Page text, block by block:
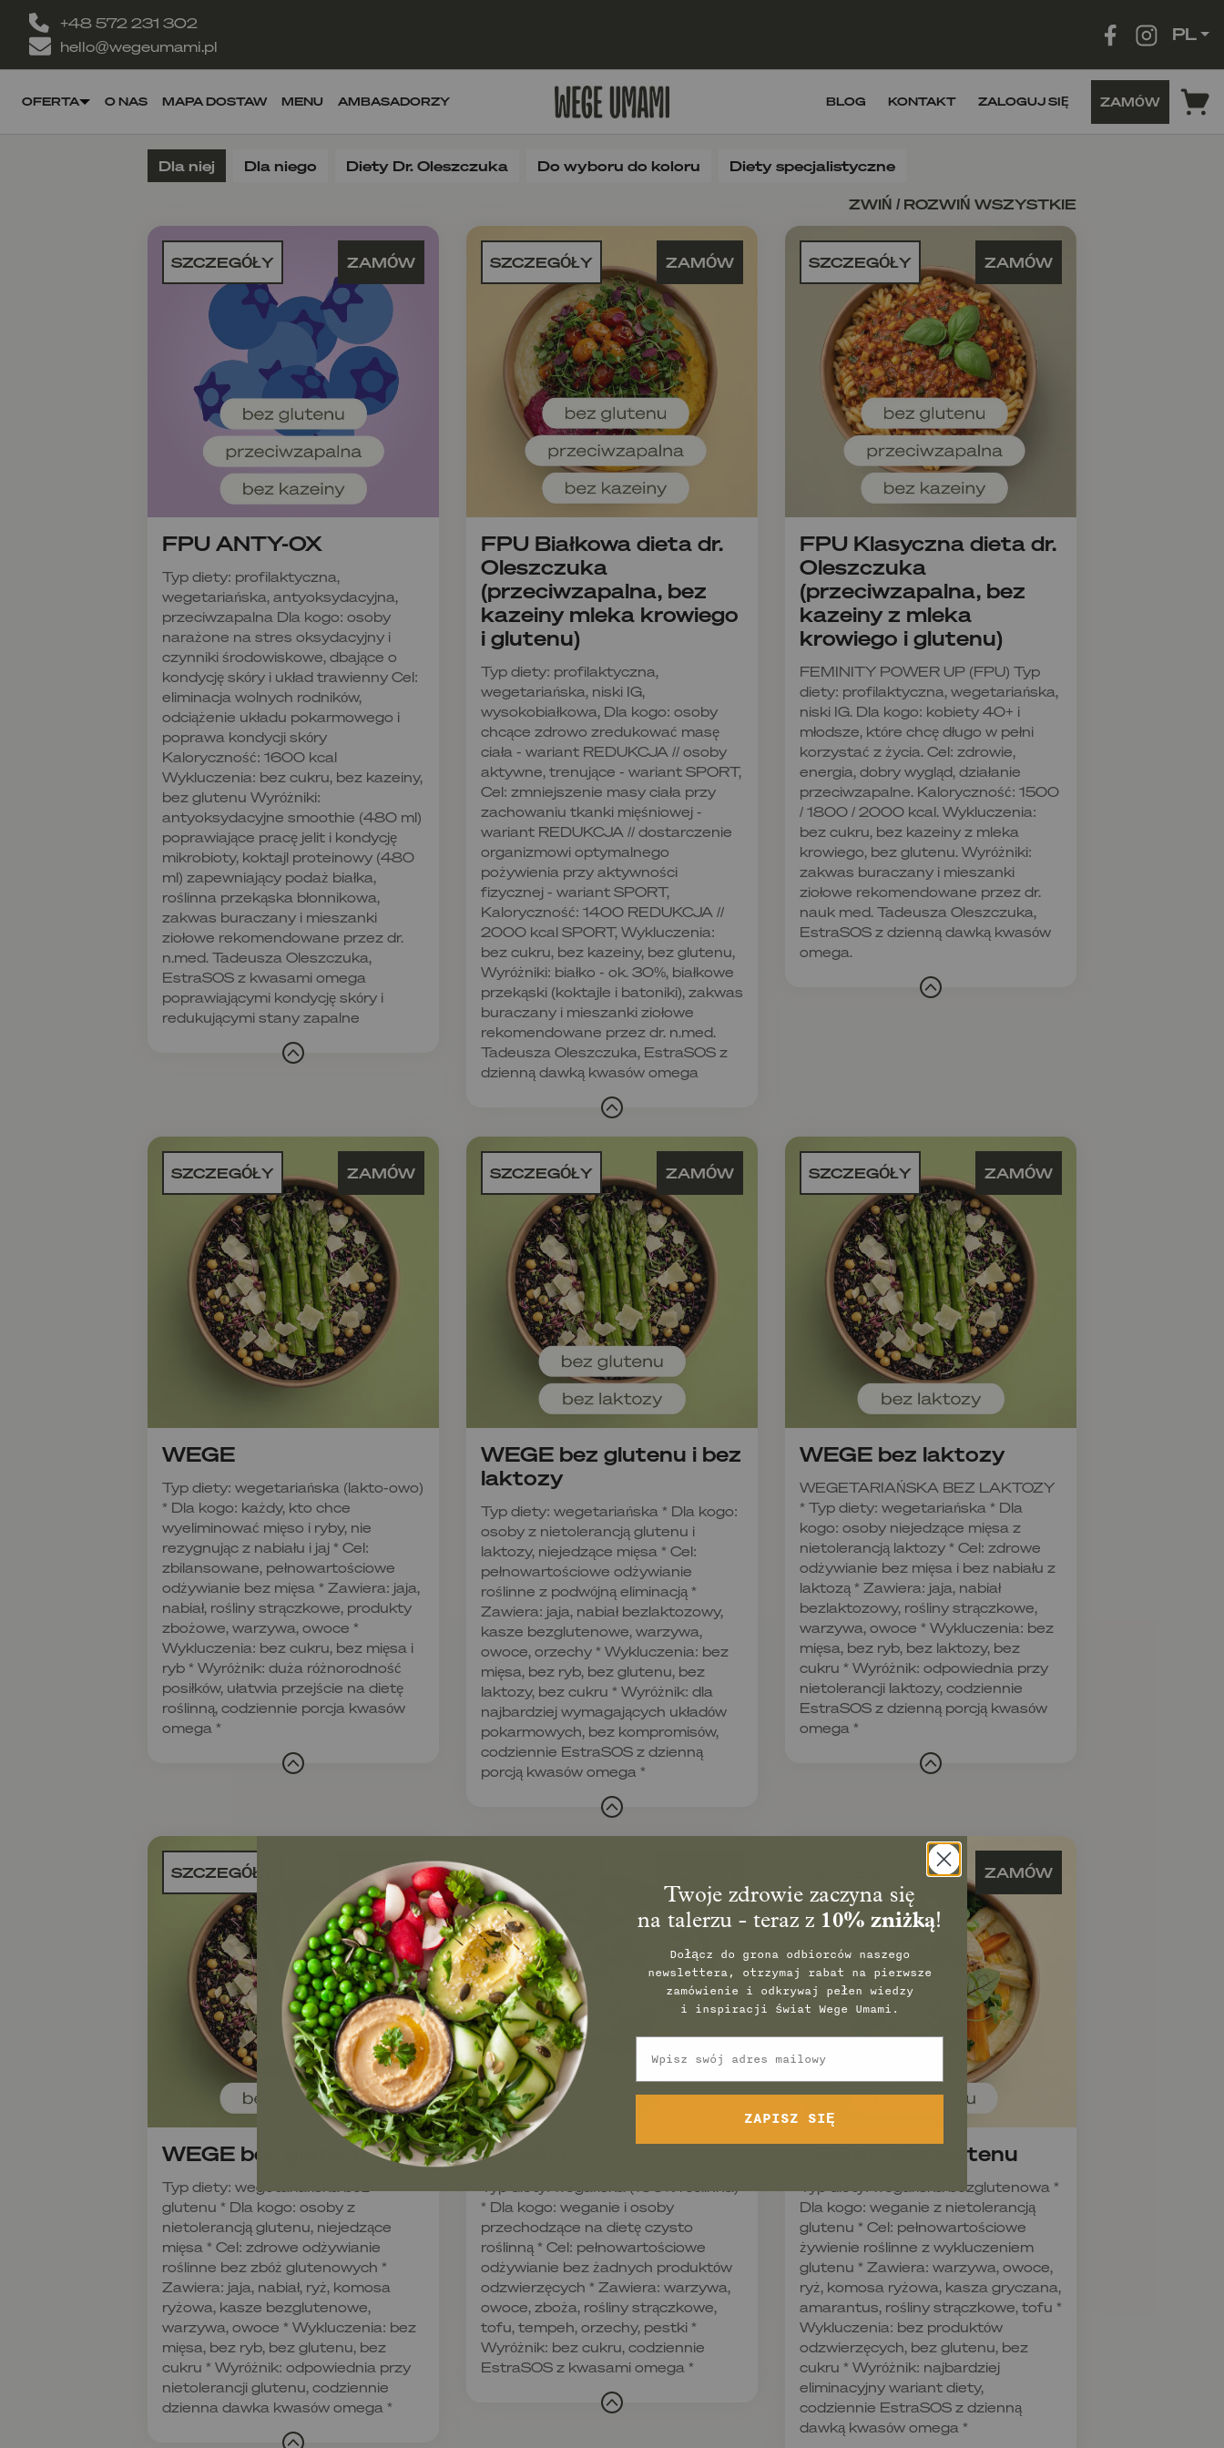
+48 572 231 302
hello@wegeumami.pl
PL
OFERTA O NAS MAPA DOSTAW MENU AMBASADORZY BLOG KONTAKT ZALOGUJ SIĘ ZAMÓW
Dla niej Dla niego Diety Dr. Oleszczuka Do wyboru do koloru
Diety specjalistyczne
ZWIŃ / ROZWIŃ WSZYSTKIE
SZCZEGÓŁY
FPU ANTY-OX
ZAMÓW
Typ diety: profilaktyczna,
wegetariańska, antyoksydacyjna,
przeciwzapalna Dla kogo: osoby
narażone na stres oksydacyjny i
czynniki środowiskowe, dbające o
kondycję skóry i układ trawienny Cel:
eliminacja wolnych rodników,
odciążenie układu pokarmowego i
poprawa kondycji skóry
Kaloryczność: 1600 kcal
Wykluczenia: bez cukru, bez kazeiny,
bez glutenu Wyróżniki:
antyoksydacyjne smoothie (480 ml)
poprawiające pracę jelit i kondycję
mikrobioty, koktajl proteinowy (480
ml) zapewniający podaż białka,
roślinna przekąska błonnikowa,
zakwas buraczany i mieszanki
ziołowe rekomendowane przez dr.
n.med. Tadeusza Oleszczuka,
EstraSOS z kwasami omega
poprawiającymi kondycję skóry i
redukującymi stany zapalne
SZCZEGÓŁY
FPU Białkowa dieta dr.
Oleszczuka
(przeciwzapalna, bez
kazeiny mleka krowiego
i glutenu)
ZAMÓW
Typ diety: profilaktyczna,
wegetariańska, niski IG,
wysokobiałkowa, Dla kogo: osoby
chcące zdrowo zredukować masę
ciała - wariant REDUKCJA // osoby
aktywne, trenujące - wariant SPORT,
Cel: zmniejszenie masy ciała przy
zachowaniu tkanki mięśniowej -
wariant REDUKCJA // dostarczenie
organizmowi optymalnego
pożywienia przy aktywności
fizycznej - wariant SPORT,
Kaloryczność: 1400 REDUKCJA //
2000 kcal SPORT, Wykluczenia:
bez cukru, bez kazeiny, bez glutenu,
Wyróżniki: białko - ok. 30%, białkowe
przekąski (koktajle i batoniki), zakwas
buraczany i mieszanki ziołowe
rekomendowane przez dr. n.med.
Tadeusza Oleszczuka, EstraSOS z
dzienną dawką kwasów omega
SZCZEGÓŁY
FPU Klasyczna dieta dr.
Oleszczuka
(przeciwzapalna, bez
kazeiny z mleka
krowiego i glutenu)
ZAMÓW
FEMINITY POWER UP (FPU) Typ
diety: profilaktyczna, wegetariańska,
niski IG. Dla kogo: kobiety 40+ i
młodsze, które chcę długo w pełni
korzystać z życia. Cel: zdrowie,
energia, dobry wygląd, działanie
przeciwzapalne. Kaloryczność: 1500
/ 1800 / 2000 kcal. Wykluczenia:
bez cukru, bez kazeiny z mleka
krowiego, bez glutenu. Wyróżniki:
zakwas buraczany i mieszanki
ziołowe rekomendowane przez dr.
nauk med. Tadeusza Oleszczuka,
EstraSOS z dzienną dawką kwasów
omega.
SZCZEGÓŁY
WEGE
ZAMÓW
Typ diety: wegetariańska (lakto-owo)
* Dla kogo: każdy, kto chce
wyeliminować mięso i ryby, nie
rezygnując z nabiału i jaj * Cel:
zbilansowane, pełnowartościowe
odżywianie bez mięsa * Zawiera: jaja,
nabiał, rośliny strączkowe, produkty
zbożowe, warzywa, owoce *
Wykluczenia: bez cukru, bez mięsa i
ryb * Wyróżnik: duża różnorodność
posiłków, ułatwia przejście na dietę
roślinną, codziennie porcja kwasów
omega *
SZCZEGÓŁY
WEGE bez glutenu i bez
laktozy
ZAMÓW
Typ diety: wegetariańska * Dla kogo:
osoby z nietolerancją glutenu i
laktozy, niejedzące mięsa * Cel:
pełnowartościowe odżywianie
roślinne z podwójną eliminacją *
Zawiera: jaja, nabiał bezlaktozowy,
kasze bezglutenowe, warzywa,
owoce, orzechy * Wykluczenia: bez
mięsa, bez ryb, bez glutenu, bez
laktozy, bez cukru * Wyróżnik: dla
najbardziej wymagających układów
pokarmowych, bez kompromisów,
codziennie EstraSOS z dzienną
porcją kwasów omega *
SZCZEGÓŁY
WEGE bez laktozy
ZAMÓW
WEGETARIAŃSKA BEZ LAKTOZY
* Typ diety: wegetariańska * Dla
kogo: osoby niejedzące mięsa z
nietolerancją laktozy * Cel: zdrowe
odżywianie bez mięsa i bez nabiału z
laktozą * Zawiera: jaja, nabiał
bezlaktozowy, rośliny strączkowe,
warzywa, owoce * Wykluczenia: bez
mięsa, bez ryb, bez laktozy, bez
cukru * Wyróżnik: odpowiednia przy
nietolerancji laktozy, codziennie
EstraSOS z dzienną porcją kwasów
omega *
SZCZEGÓŁY
WEGE bez glutenu
ZAMÓW
Typ diety: wegetariańska bez
glutenu * Dla kogo: osoby z
nietolerancją glutenu, niejedzące
mięsa * Cel: zdrowe odżywianie
roślinne bez zbóż glutenowych *
Zawiera: jaja, nabiał, ryż, komosa
ryżowa, kasze bezglutenowe,
warzywa, owoce * Wykluczenia: bez
mięsa, bez ryb, bez glutenu, bez
cukru * Wyróżnik: odpowiednia przy
nietolerancji glutenu, codziennie
dzienna dawka kwasów omega *
SZCZEGÓŁY
VEGAN
* Dla kogo: weganie i osoby
przechodzące na dietę czysto
roślinną * Cel: pełnowartościowe
odżywianie bez żadnych produktów
odzwierzęcych * Zawiera: warzywa,
owoce, zboża, rośliny strączkowe,
tofu, tempeh, orzechy, pestki *
Wyróżnik: bez cukru, codziennie
EstraSOS z kwasami omega *
VEGAN bez glutenu
ZAMÓW
Typ diety: wegańska bezglutenowa *
Dla kogo: weganie z nietolerancją
glutenu * Cel: pełnowartościowe
żywienie roślinne z wykluczeniem
glutenu * Zawiera: warzywa, owoce,
ryż, komosa ryżowa, kasza gryczana,
amarantus, rośliny strączkowe, tofu *
Wykluczenia: bez produktów
odzwierzęcych, bez glutenu, bez
cukru * Wyróżnik: najbardziej
eliminacyjny wariant diety,
codziennie EstraSOS z dzienną
dawką kwasów omega *
Twoje zdrowie zaczyna się
na talerzu - teraz z 10% zniżką!
Dołącz do grona odbiorców naszego
newslettera, otrzymaj rabat na pierwsze
zamówienie i odkrywaj pełen wiedzy
i inspiracji świat Wege Umami.
ZAPISZ SIĘ